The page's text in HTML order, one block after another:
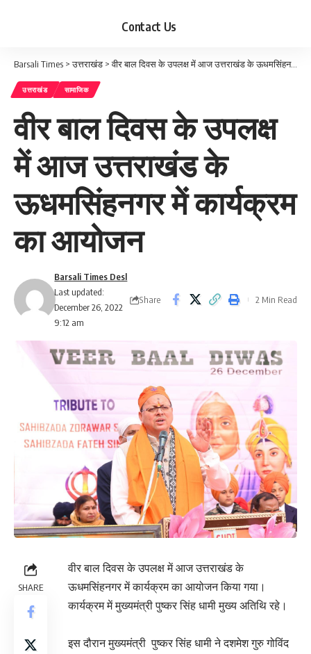
Contact Us
Barsali Times >उत्तराखंड >वीर बाल दिवस के उपलक्ष में आज उत्तराखंड के ऊधमसिंहनगर में कार्यक्रम का आयोजन
उत्तराखंड सामाजिक
वीर बाल दिवस के उपलक्ष
में आज उत्तराखंड के
ऊधमसिंहनगर में कार्यक्रम
का आयोजन
Last updated:
December 26, 2022
9:12 am
Barsali Times Desl
Share 2 Min Read
SHARE
वीर बाल दिवस के उपलक्ष में आज उत्तराखंड के
ऊधमसिंहनगर में कार्यक्रम का आयोजन किया गया।
कार्यक्रम में मुख्यमंत्री पुष्कर सिंह धामी मुख्य अतिथि रहे।
इस दौरान मुख्यमंत्री पुष्कर सिंह धामी ने दशमेश गुरु गोविंद